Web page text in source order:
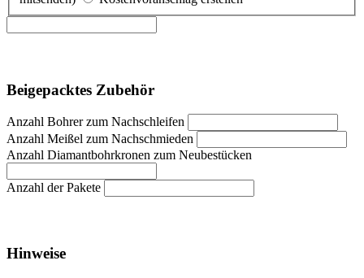
Beigepacktes Zubehör
Anzahl Bohrer zum Nachschleifen
Anzahl Meißel zum Nachschmieden
Anzahl Diamantbohrkronen zum Neubestücken
Anzahl der Pakete
Hinweise